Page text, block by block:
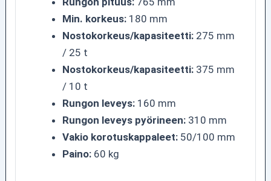
Min. korkeus:180 mm
Nostokorkeus/kapasiteetti:275 mm
/ 25 t
Nostokorkeus/kapasiteetti:375 mm
/ 10 t
Rungon leveys:160 mm
Rungon leveys pyörineen:310 mm
Vakio korotuskappaleet:50/100 mm
Paino:60 kg